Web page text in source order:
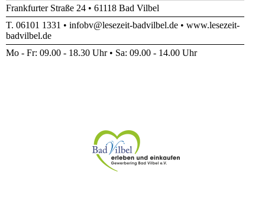
Frankfurter Straße 24 • 61118 Bad Vilbel
T. 06101 1331 • infobv@lesezeit-badvilbel.de • www.lesezeit-
badvilbel.de
Mo - Fr: 09.00 - 18.30 Uhr • Sa: 09.00 - 14.00 Uhr